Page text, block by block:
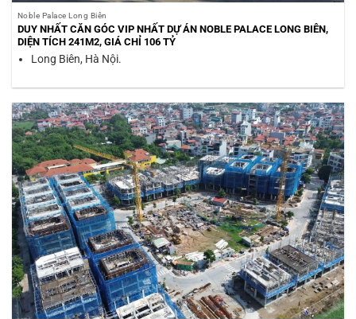
Noble Palace Long Biên
DUY NHẤT CĂN GÓC VIP NHẤT DỰ ÁN NOBLE PALACE LONG BIÊN,
DIỆN TÍCH 241M2, GIÁ CHỈ 106 TỶ
Long Biên, Hà Nội.